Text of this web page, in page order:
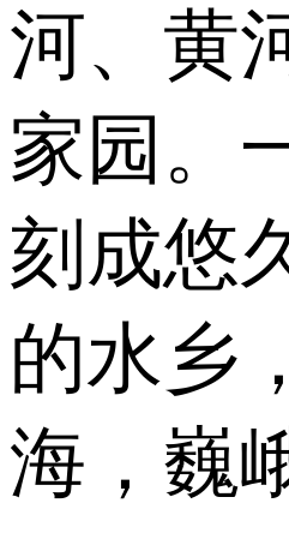
河、黄
家园。
刻成悠
的水乡
海，巍